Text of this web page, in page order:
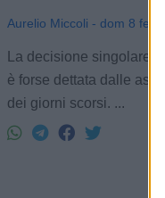
Aurelio Miccoli - dom 8
La decisione singolare
è forse dettata dalle
dei giorni scorsi. ...